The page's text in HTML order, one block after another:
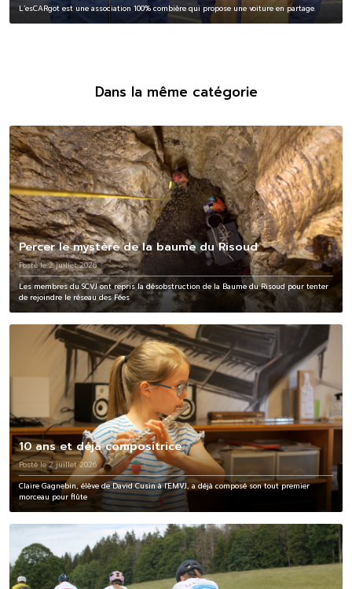
L’esCARgot est une association 100% combière qui propose une voiture en partage.
Dans la même catégorie
Percer le mystère de la baume du Risoud
Posté le 2 juillet 2026
Les membres du SCVJ ont repris la désobstruction de la Baume du Risoud pour tenter
de rejoindre le réseau des Fées
10 ans et déjà compositrice
Posté le 2 juillet 2026
Claire Gagnebin, élève de David Cusin à l'EMVJ, a déjà composé son tout premier
morceau pour flûte